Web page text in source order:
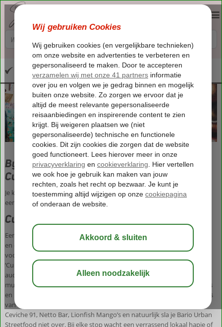
Altijd inclusief huurauto
By June en Wendy van Dijk: Geniet van een
Culiwalk in de wijk Otrobanda
Je kunt nu de bruisende en historische wijk Otrobanda ontdekken met
een smakelijke twist en in je eigen tempo.
Culiwalk
Een stadswandeling maken waarbij je tegelijkertijd de lokale bewoners
en de horeca steunt. Dat klinkt als een ideale combinatie en echt iets
voor By June en Wendy van Dijk! Pocketguide Audio Tours heeft de
‘CuliWalk Otrobanda’ bedacht. Een combinatie van de al bestaande
audiotour van Otrobanda en lokale hapjes en drankjes uit de
multiculturele keuken die Curaçao te bieden heeft. Je loopt zonder gids
en bepaalt dus je eigen tempo. Onderweg ontdek je de mooiste plekjes
van deze bruisende wijk en maak je stops bij zes unieke locaties, zoals
Ceviche 91, Netto Bar, Lionfish Mango’s en natuurlijk sla je Bario Urban
Streetfood niet over. Bij elke stop wacht een verrassend lokaal hapje of